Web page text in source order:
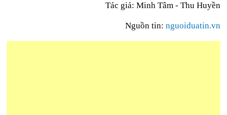
Tác giả: Minh Tâm - Thu Huyền
Nguồn tin: nguoiduatin.vn